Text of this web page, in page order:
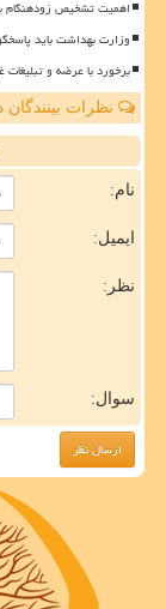
اهمیت تشخیص زودهنگام
وزارت بهداشت باید
برخورد با عرضه و تبلیغات
نظرات
نام:
ایمیل:
نظر:
سوال: